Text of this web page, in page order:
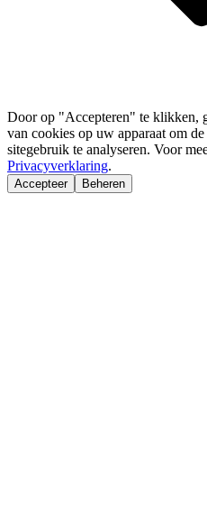
Door op "Accepteren" te klikken,
van cookies op uw apparaat om
sitegebruik te analyseren. Voor
Privacyverklaring.
Accepteer Beheren